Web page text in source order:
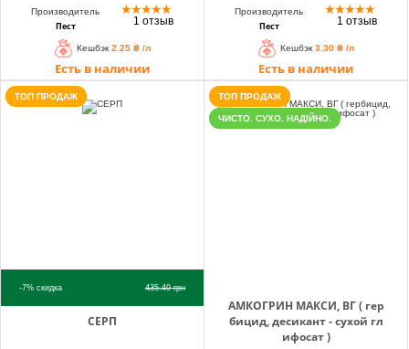
Украине
+38 (096) 733
733 0
+38 (066) 733
733 0
+38 (093) 733
Производитель
Пест
★★★★★
1 отзыв
Кешбэк 2.25 ₴ /л
Есть в наличии
Производитель
Пест
★★★★★
1 отзыв
Кешбэк 3.30 ₴ /л
Есть в наличии
ТОП ПРОДАЖ
-7%скидка 435.49грн
СЕРП
ТОП ПРОДАЖ
ЧИСТО. СУХО. НАДІЙНО.
АМКОГРИН МАКСИ, ВГ ( гер
бицид, десикант - сухой гл
ифосат )